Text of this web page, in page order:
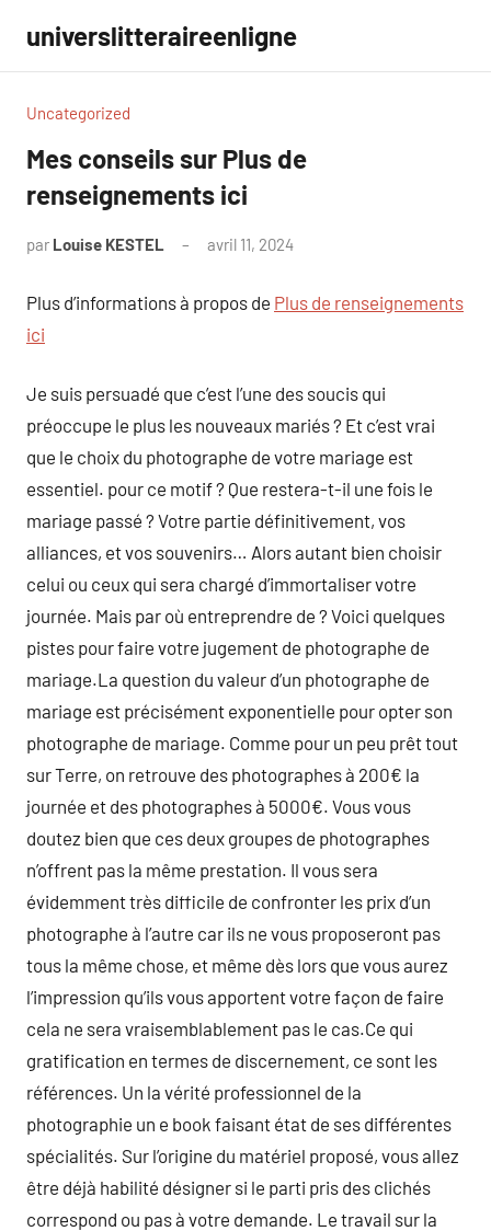
contenu
universlitteraireenligne
Uncategorized
Mes conseils sur Plus de
renseignements ici
par Louise KESTEL avril 11, 2024
Plus d’informations à propos de Plus de renseignements
ici
Je suis persuadé que c’est l’une des soucis qui
préoccupe le plus les nouveaux mariés ? Et c’est vrai
que le choix du photographe de votre mariage est
essentiel. pour ce motif ? Que restera-t-il une fois le
mariage passé ? Votre partie définitivement, vos
alliances, et vos souvenirs… Alors autant bien choisir
celui ou ceux qui sera chargé d’immortaliser votre
journée. Mais par où entreprendre de ? Voici quelques
pistes pour faire votre jugement de photographe de
mariage.La question du valeur d’un photographe de
mariage est précisément exponentielle pour opter son
photographe de mariage. Comme pour un peu prêt tout
sur Terre, on retrouve des photographes à 200€ la
journée et des photographes à 5000€. Vous vous
doutez bien que ces deux groupes de photographes
n’offrent pas la même prestation. Il vous sera
évidemment très difficile de confronter les prix d’un
photographe à l’autre car ils ne vous proposeront pas
tous la même chose, et même dès lors que vous aurez
l’impression qu’ils vous apportent votre façon de faire
cela ne sera vraisemblablement pas le cas.Ce qui
gratification en termes de discernement, ce sont les
références. Un la vérité professionnel de la
photographie un e book faisant état de ses différentes
spécialités. Sur l’origine du matériel proposé, vous allez
être déjà habilité désigner si le parti pris des clichés
correspond ou pas à votre demande. Le travail sur la